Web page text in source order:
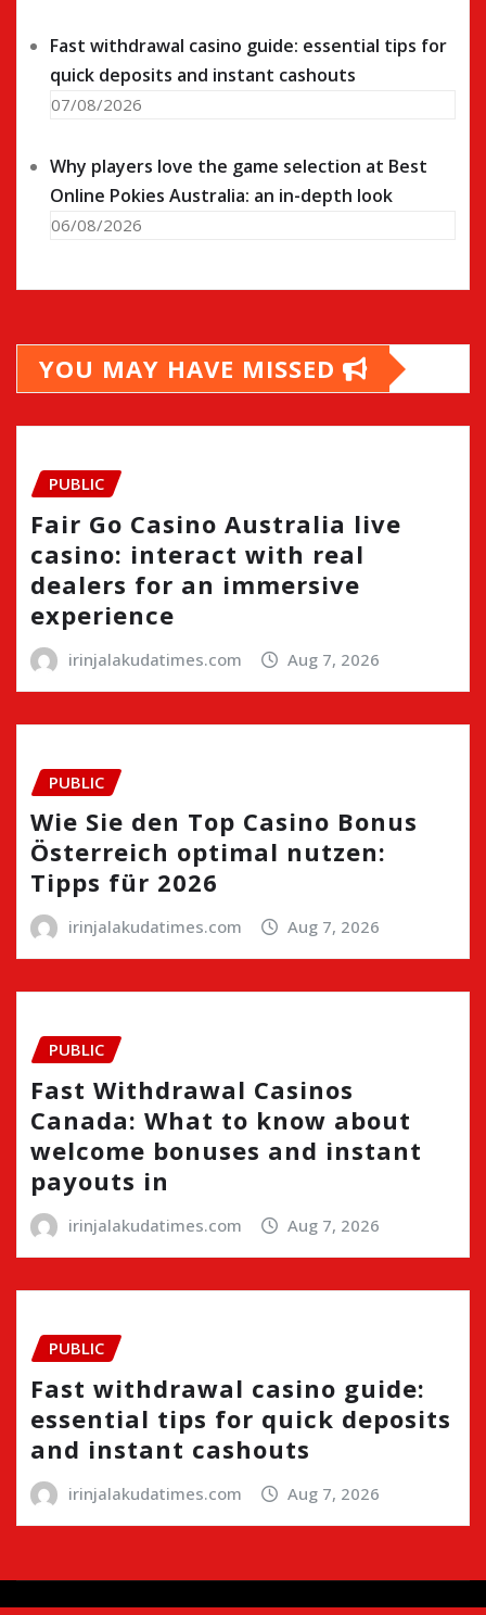
Fast withdrawal casino guide: essential tips for
quick deposits and instant cashouts
07/08/2026
Why players love the game selection at Best
Online Pokies Australia: an in-depth look
06/08/2026
YOU MAY HAVE MISSED
PUBLIC
Fair Go Casino Australia live
casino: interact with real
dealers for an immersive
experience
irinjalakudatimes.com Aug 7, 2026
PUBLIC
Wie Sie den Top Casino Bonus
Österreich optimal nutzen:
Tipps für 2026
irinjalakudatimes.com Aug 7, 2026
PUBLIC
Fast Withdrawal Casinos
Canada: What to know about
welcome bonuses and instant
payouts in
irinjalakudatimes.com Aug 7, 2026
PUBLIC
Fast withdrawal casino guide:
essential tips for quick deposits
and instant cashouts
irinjalakudatimes.com Aug 7, 2026